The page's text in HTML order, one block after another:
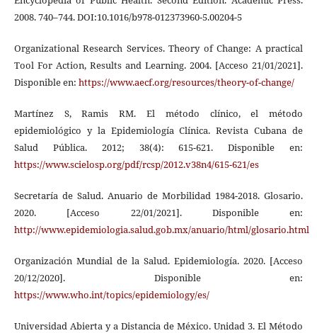
2008. 740–744. DOI:10.1016/b978-012373960-5.00204-5
Organizational Research Services. Theory of Change: A practical
Tool For Action, Results and Learning. 2004. [Acceso 21/01/2021].
Disponible en: https://www.aecf.org/resources/theory-of-change/
Martínez S, Ramis RM. El método clínico, el método
epidemiológico y la Epidemiología Clínica. Revista Cubana de
Salud Pública. 2012; 38(4): 615-621. Disponible en:
https://www.scielosp.org/pdf/rcsp/2012.v38n4/615-621/es
Secretaría de Salud. Anuario de Morbilidad 1984-2018. Glosario.
2020. [Acceso 22/01/2021]. Disponible en:
http://www.epidemiologia.salud.gob.mx/anuario/html/glosario.html
Organización Mundial de la Salud. Epidemiología. 2020. [Acceso
20/12/2020]. Disponible en:
https://www.who.int/topics/epidemiology/es/
Universidad Abierta y a Distancia de México. Unidad 3. El Método